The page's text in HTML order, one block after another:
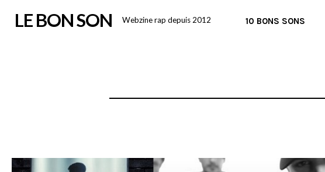
LE BON SON Webzine rap depuis 2012 10 BONS SONS